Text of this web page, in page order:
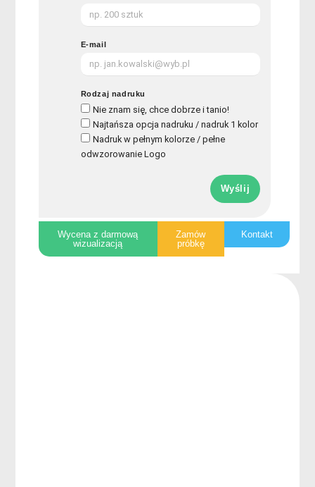
E-mail
Rodzaj nadruku
Nie znam się, chce dobrze i tanio!
Najtańsza opcja nadruku / nadruk 1 kolor
Nadruk w pełnym kolorze / pełne
odwzorowanie Logo
Wyślij
Wycena z darmową
wizualizacją
Zamów
próbkę
Kontakt